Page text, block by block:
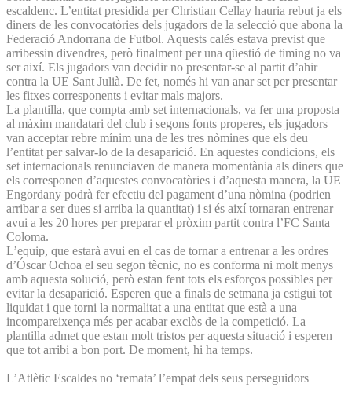
escaldenc. L’entitat presidida per Christian Cellay hauria rebut ja els
diners de les convocatòries dels jugadors de la selecció que abona la
Federació Andorrana de Futbol. Aquests calés estava previst que
arribessin divendres, però finalment per una qüestió de timing no va
ser així. Els jugadors van decidir no presentar-se al partit d’ahir
contra la UE Sant Julià. De fet, només hi van anar set per presentar
les fitxes corresponents i evitar mals majors.
La plantilla, que compta amb set internacionals, va fer una proposta
al màxim mandatari del club i segons fonts properes, els jugadors
van acceptar rebre mínim una de les tres nòmines que els deu
l’entitat per salvar-lo de la desaparició. En aquestes condicions, els
set internacionals renunciaven de manera momentània als diners que
els corresponen d’aquestes convocatòries i d’aquesta manera, la UE
Engordany podrà fer efectiu del pagament d’una nòmina (podrien
arribar a ser dues si arriba la quantitat) i si és així tornaran entrenar
avui a les 20 hores per preparar el pròxim partit contra l’FC Santa
Coloma.
L’equip, que estarà avui en el cas de tornar a entrenar a les ordres
d’Óscar Ochoa el seu segon tècnic, no es conforma ni molt menys
amb aquesta solució, però estan fent tots els esforços possibles per
evitar la desaparició. Esperen que a finals de setmana ja estigui tot
liquidat i que torni la normalitat a una entitat que està a una
incompareixença més per acabar exclòs de la competició. La
plantilla admet que estan molt tristos per aquesta situació i esperen
que tot arribi a bon port. De moment, hi ha temps.
L’Atlètic Escaldes no ‘remata’ l’empat dels seus perseguidors